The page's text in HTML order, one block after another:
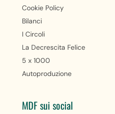
Cookie Policy
Bilanci
I Circoli
La Decrescita Felice
5 x 1000
Autoproduzione
MDF sui social